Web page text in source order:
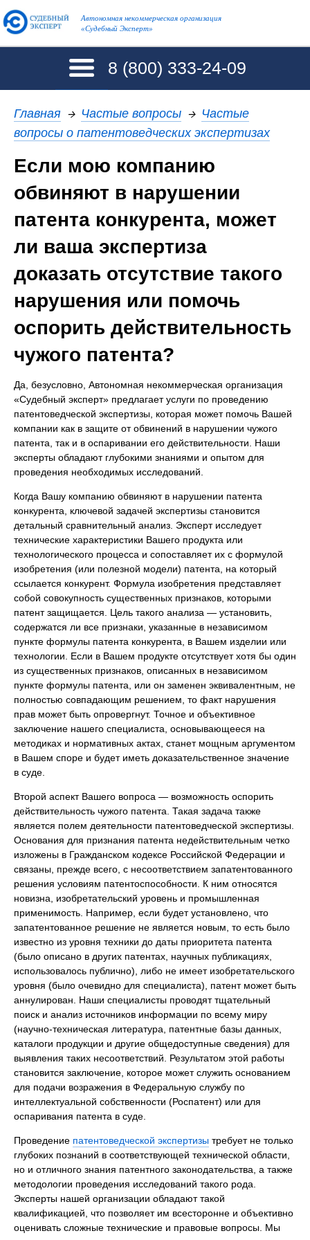
Автономная некоммерческая организация
«Судебный Эксперт»
8 (800) 333-24-09
Главная → Частые вопросы → Частые
вопросы о патентоведческих экспертизах
Если мою компанию
обвиняют в нарушении
патента конкурента, может
ли ваша экспертиза
доказать отсутствие такого
нарушения или помочь
оспорить действительность
чужого патента?
Да, безусловно, Автономная некоммерческая организация
«Судебный эксперт» предлагает услуги по проведению
патентоведческой экспертизы, которая может помочь Вашей
компании как в защите от обвинений в нарушении чужого
патента, так и в оспаривании его действительности. Наши
эксперты обладают глубокими знаниями и опытом для
проведения необходимых исследований.
Когда Вашу компанию обвиняют в нарушении патента
конкурента, ключевой задачей экспертизы становится
детальный сравнительный анализ. Эксперт исследует
технические характеристики Вашего продукта или
технологического процесса и сопоставляет их с формулой
изобретения (или полезной модели) патента, на который
ссылается конкурент. Формула изобретения представляет
собой совокупность существенных признаков, которыми
патент защищается. Цель такого анализа — установить,
содержатся ли все признаки, указанные в независимом
пункте формулы патента конкурента, в Вашем изделии или
технологии. Если в Вашем продукте отсутствует хотя бы один
из существенных признаков, описанных в независимом
пункте формулы патента, или он заменен эквивалентным, не
полностью совпадающим решением, то факт нарушения
прав может быть опровергнут. Точное и объективное
заключение нашего специалиста, основывающееся на
методиках и нормативных актах, станет мощным аргументом
в Вашем споре и будет иметь доказательственное значение
в суде.
Второй аспект Вашего вопроса — возможность оспорить
действительность чужого патента. Такая задача также
является полем деятельности патентоведческой экспертизы.
Основания для признания патента недействительным четко
изложены в Гражданском кодексе Российской Федерации и
связаны, прежде всего, с несоответствием запатентованного
решения условиям патентоспособности. К ним относятся
новизна, изобретательский уровень и промышленная
применимость. Например, если будет установлено, что
запатентованное решение не является новым, то есть было
известно из уровня техники до даты приоритета патента
(было описано в других патентах, научных публикациях,
использовалось публично), либо не имеет изобретательского
уровня (было очевидно для специалиста), патент может быть
аннулирован. Наши специалисты проводят тщательный
поиск и анализ источников информации по всему миру
(научно-техническая литература, патентные базы данных,
каталоги продукции и другие общедоступные сведения) для
выявления таких несоответствий. Результатом этой работы
становится заключение, которое может служить основанием
для подачи возражения в Федеральную службу по
интеллектуальной собственности (Роспатент) или для
оспаривания патента в суде.
Проведение патентоведческой экспертизы требует не только
глубоких познаний в соответствующей технической области,
но и отличного знания патентного законодательства, а также
методологии проведения исследований такого рода.
Эксперты нашей организации обладают такой
квалификацией, что позволяет им всесторонне и объективно
оценивать сложные технические и правовые вопросы. Мы